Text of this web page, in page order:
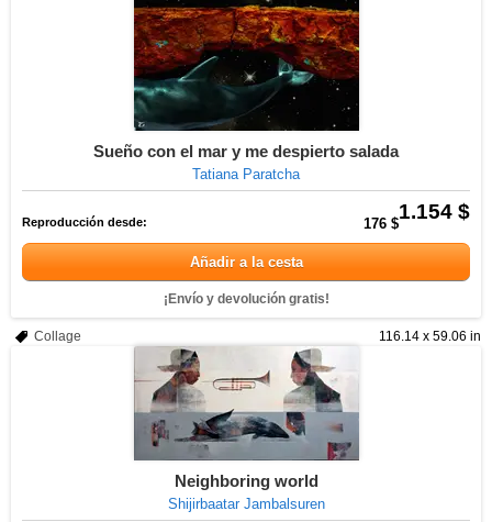
Sueño con el mar y me despierto salada
Tatiana Paratcha
1.154 $
Reproducción desde: 176 $
Añadir a la cesta
¡Envío y devolución gratis!
116.14 x 59.06 in
Collage
Neighboring world
Shijirbaatar Jambalsuren